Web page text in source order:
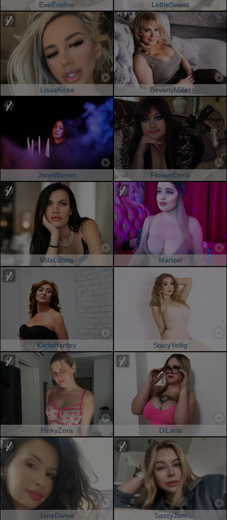
EveEveline LettieSweet
LisaaKiraa BeverlyMiller
JaneWarren FlowerElena
MilaLoona Marizel
KarlaHartley StacyYellig
PinkyZora DiLaria
JaneDivine SassyJam